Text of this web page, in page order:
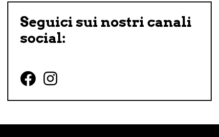
Seguici sui nostri canali
social:
Follow us on Facebook
Follow us on Instagram